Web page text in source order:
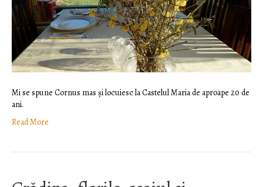
Mi se spune Cornus mas și locuiesc la Castelul Maria de aproape 20 de
ani.
Read More